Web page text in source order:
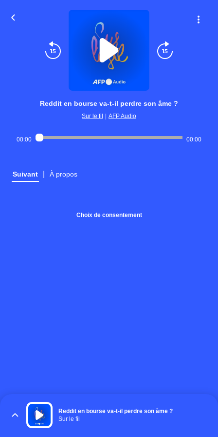
Reddit en bourse va-t-il perdre son âme ?
Sur le fil AFP Audio
00:00 00:00
Suivant À propos
Choix de consentement
Reddit en bourse va-t-il perdre son âme ?
Sur le fil